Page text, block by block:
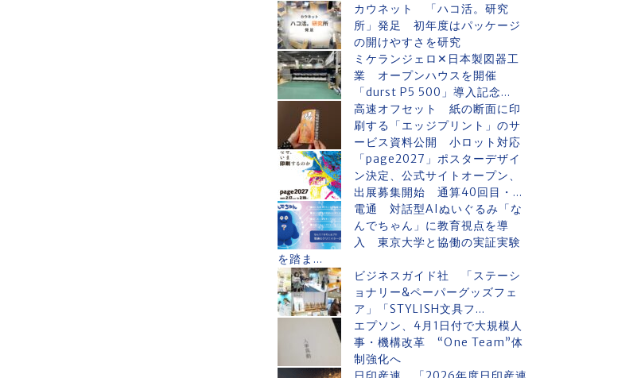
カウネット 「ハコ活。研究
所」発足 初年度はパッケージ
の開けやすさを研究
ミケランジェロ✕日本製図器工
業 オープンハウスを開催
「durst P5 500」導入記念...
高速オフセット 紙の断面に印
刷する「エッジプリント」のサ
ービス資料公開 小ロット対応
「page2027」ポスターデザイ
ン決定、公式サイトオープン、
出展募集開始 通算40回目・...
電通 対話型AIぬいぐるみ「な
んでちゃん」に教育視点を導
入 東京大学と協働の実証実験
を踏ま...
ビジネスガイド社 「ステーシ
ョナリー&ペーパーグッズフェ
ア」「STYLISH文具フ...
エプソン、4月1日付で大規模人
事・機構改革 “One Team”体
制強化へ